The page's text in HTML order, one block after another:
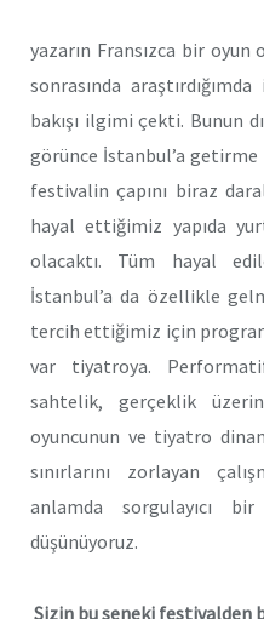
yazarın Fransızca bir
sonrasında
bakışı ilgimi çekti. Bunun
görünce İstanbul’a getirme
festivalin çapını biraz
hayal ettiğimiz yapıda
olacaktı. Tüm hayal
İstanbul’a da özellikle
tercih ettiğimiz için
var tiyatroya.
sahtelik, gerçeklik
oyuncunun ve tiyatro
sınırlarını zorlayan
anlamda sorgulayıcı
düşünüyoruz.
Sizin bu seneki